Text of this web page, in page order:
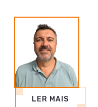
LER MAIS